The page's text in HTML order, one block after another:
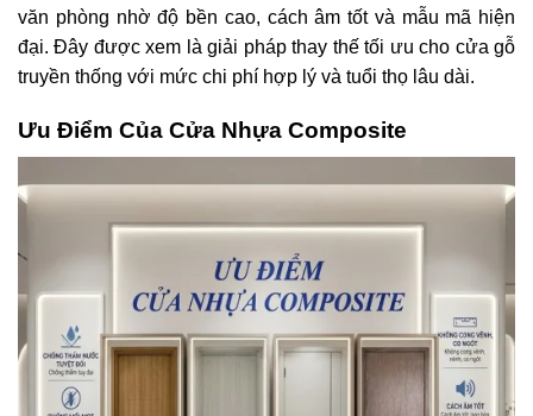
văn phòng nhờ độ bền cao, cách âm tốt và mẫu mã hiện
đại. Đây được xem là giải pháp thay thế tối ưu cho cửa gỗ
truyền thống với mức chi phí hợp lý và tuổi thọ lâu dài.
Ưu Điểm Của Cửa Nhựa Composite